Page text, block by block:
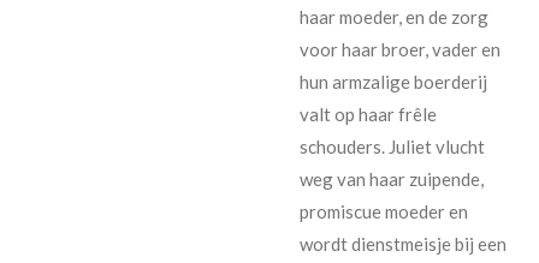
haar moeder, en de zorg
voor haar broer, vader en
hun armzalige boerderij
valt op haar frêle
schouders. Juliet vlucht
weg van haar zuipende,
promiscue moeder en
wordt dienstmeisje bij een